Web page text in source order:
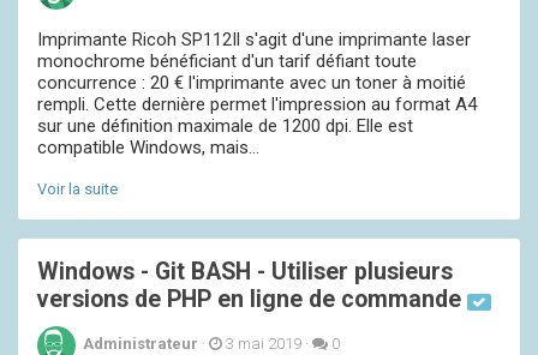
Imprimante Ricoh SP112Il s'agit d'une imprimante laser
monochrome bénéficiant d'un tarif défiant toute
concurrence : 20 € l'imprimante avec un toner à moitié
rempli. Cette dernière permet l'impression au format A4
sur une définition maximale de 1200 dpi. Elle est
compatible Windows, mais...
Voir la suite
Windows - Git BASH - Utiliser plusieurs
versions de PHP en ligne de commande
Administrateur · 3 mai 2019 · 0